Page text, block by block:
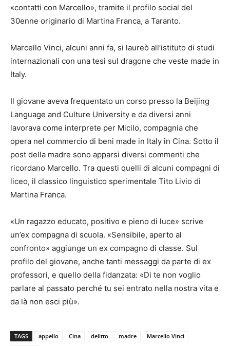
«contatti con Marcello», tramite il profilo social del
30enne originario di Martina Franca, a Taranto.
Marcello Vinci, alcuni anni fa, si laureò all’istituto di studi
internazionali con una tesi sul dragone che veste made in
Italy.
Il giovane aveva frequentato un corso presso la Beijing
Language and Culture University e da diversi anni
lavorava come interprete per Micilo, compagnia che
opera nel commercio di beni made in Italy in Cina. Sotto il
post della madre sono apparsi diversi commenti che
ricordano Marcello. Tra questi quelli di alcuni compagni di
liceo, il classico linguistico sperimentale Tito Livio di
Martina Franca.
«Un ragazzo educato, positivo e pieno di luce» scrive
un’ex compagna di scuola. «Sensibile, aperto al
confronto» aggiunge un ex compagno di classe. Sul
profilo del giovane, anche tanti messaggi da parte di ex
professori, e quello della fidanzata: «Di te non voglio
parlare al passato perché tu sei entrato nella nostra vita e
da là non esci più».
TAGS appello Cina delitto madre
Marcello Vinci